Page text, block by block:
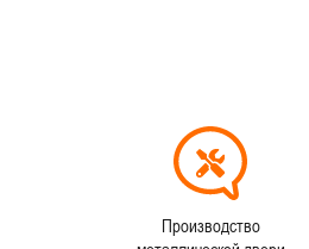
Производство